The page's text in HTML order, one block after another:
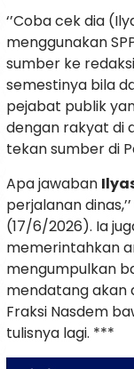
‘’Coba cek dia
menggunakan
sumber ke
semestinya bila
pejabat publik
dengan rakyat di
tekan sumber di
Apa jawaban
perjalanan
(17/6/2026). Ia
memerintahkan
mengumpulkan
mendatang akan
Fraksi Nasdem
tulisnya lagi. ***